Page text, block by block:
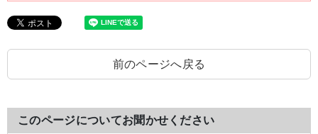
前のページへ戻る
このページについてお聞かせください